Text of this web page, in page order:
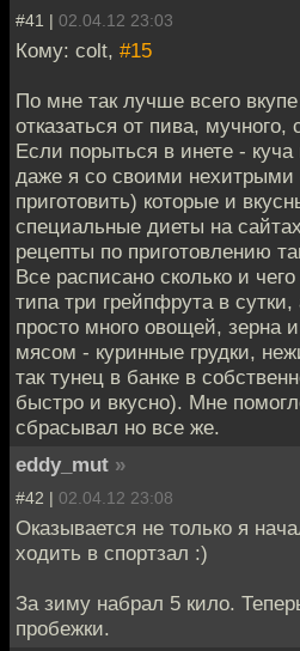
#41 | 02.04.12 23:03
Кому: colt, #15
По мне так лучше всего
отказаться от пива, мучного,
Если порыться в инете -
даже я со своими нехитрыми
приготовить) которые и
специальные диеты на
рецепты по приготовлению
Все расписано сколько и
типа три грейпфрута в
просто много овощей, зерна
мясом - куринные грудки,
так тунец в банке в
быстро и вкусно). Мне
сбрасывал но все же.
eddy_mut »
#42 | 02.04.12 23:08
Оказывается не только я
ходить в спортзал :)
За зиму набрал 5 кило.
пробежки.